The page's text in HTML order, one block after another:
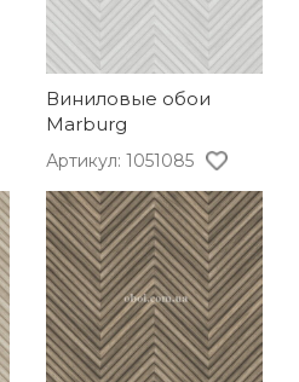
Виниловые обои
Marburg
Артикул: 1051085